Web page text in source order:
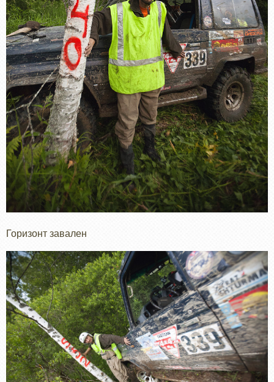
Горизонт завален